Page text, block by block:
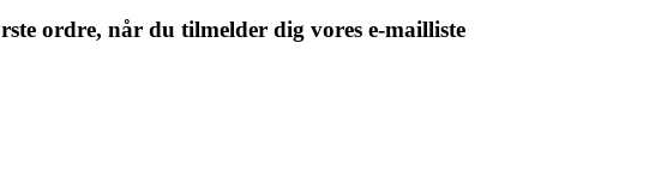
ordre, når du tilmelder dig vores e-mailliste